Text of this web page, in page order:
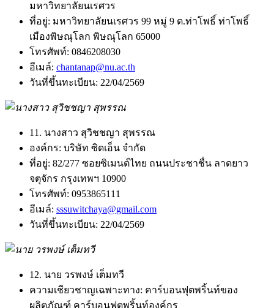
มหาวิทยาลัยนเรศวร
ที่อยู่: มหาวิทยาลัยนเรศวร 99 หมู่ 9 ต.ท่าโพธิ์ ท่าโพธิ์
เมืองพิษณุโลก พิษณุโลก 65000
โทรศัพท์: 0846208030
อีเมล์: chantanap@nu.ac.th
วันที่ขึ้นทะเบียน: 22/04/2569
11. นางสาว สุวิชชญา สุพรรณ
องค์กร: บริษัท ซิดเอ็น จำกัด
ที่อยู่: 82/277 ซอยซิเมนต์ไทย ถนนประชาชื่น ลาดยาว
จตุจักร กรุงเทพฯ 10900
โทรศัพท์: 0953865111
อีเมล์: sssuwitchaya@gmail.com
วันที่ขึ้นทะเบียน: 22/04/2569
12. นาย วรพงษ์ เต็มทวี
ความเชียวชาญเฉพาะทาง: คาร์บอนฟุตพริ้นท์ของ
ผลิตภัณฑ์ คาร์บอนฟุตพริ้นท์องค์กร